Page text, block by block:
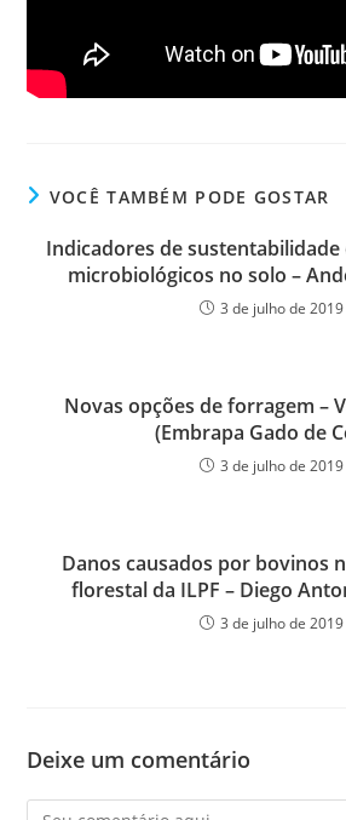
VOCÊ TAMBÉM PODE GOSTAR
Indicadores de
microbiológicos no solo –
3 de julho de 2019
Novas opções de forragem –
(Embrapa Gado de
3 de julho de 2019
Danos causados por bovinos
florestal da ILPF – Diego
3 de julho de 2019
Deixe um comentário